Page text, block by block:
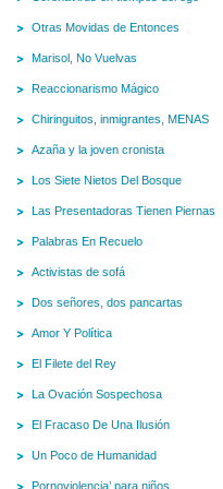
Otras Movidas de Entonces
Marisol, No Vuelvas
Reaccionarismo Mágico
Chiringuitos, inmigrantes, MENAS
Azaña y la joven cronista
Los Siete Nietos Del Bosque
Las Presentadoras Tienen Piernas
Palabras En Recuelo
Activistas de sofá
Dos señores, dos pancartas
Amor Y Política
El Filete del Rey
La Ovación Sospechosa
El Fracaso De Una Ilusión
Un Poco de Humanidad
Pornoviolencia’ para niños